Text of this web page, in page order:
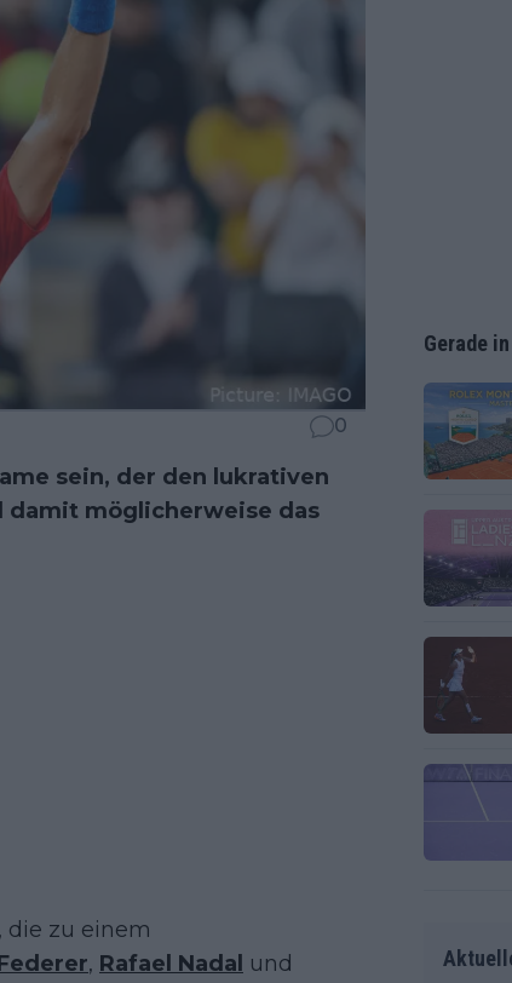
0
sein, der den lukrativen
damit möglicherweise das
die zu einem
, Rafael Nadal und
Gerade in